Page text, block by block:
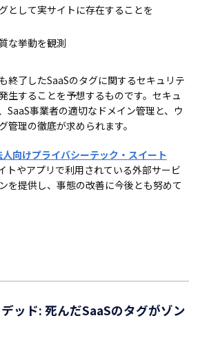
として実サイトに存在することを
な挙動を観測
終了したSaaSのタグに関するセキュリテ
生することを予想するものです。セキュ
SaaS事業者の適切なドメイン管理と、ウ
管理の徹底が求められます。
人向けプライバシーテック・スイート
トやアプリで利用されている外部サービ
を提供し、事態の改善に今後とも努めて
ッド: 死んだSaaSのタグがゾン